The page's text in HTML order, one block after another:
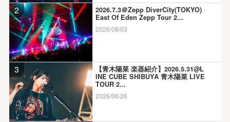
2
2026.7.3＠Zepp DiverCity(TOKYO)
East Of Eden Zepp Tour 2...
2026/08/03
3
【青木陽菜 楽器紹介】2026.5.31@L
INE CUBE SHIBUYA 青木陽菜 LIVE
TOUR 2...
2026/06/26